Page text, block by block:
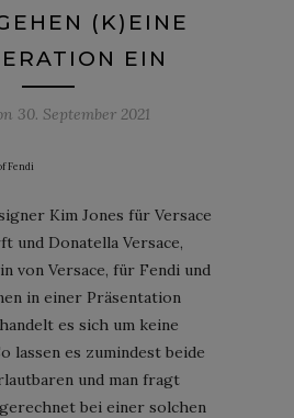
(K)EINE
EIN
30. September 2021
Fendi
Kim Jones für Versace
und Donatella Versace,
von Versace, für Fendi und
in einer Präsentation
es sich um keine
lassen es zumindest beide
und man fragt
bei einer solchen